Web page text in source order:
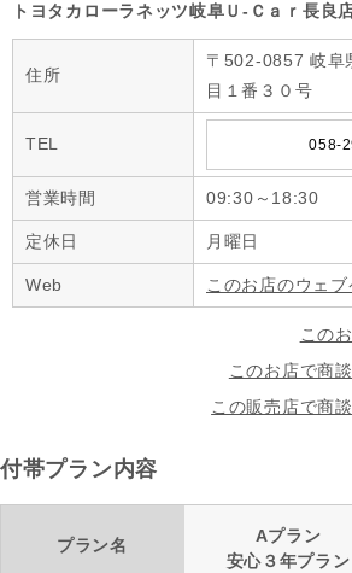
トヨタカローラネッツ岐阜Ｕ‐Ｃａｒ長良
住所
〒502-0857 岐阜
目１番３０号
TEL 058-
営業時間 09:30～18:30
定休日 月曜日
Web このお店のウェ
この
このお店で商
この販売店で商
付帯プラン内容
プラン名
Aプラン
安心３年プラン